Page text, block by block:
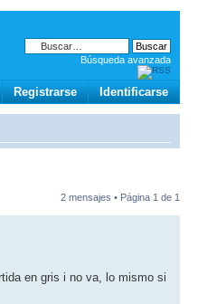
Búsqueda avanzada
Identificarse
Registrarse
2 mensajes • Página 1 de 1
en gris i no va, lo mismo si